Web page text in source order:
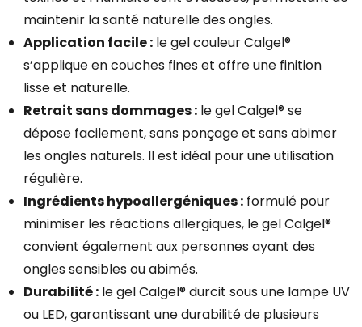
maintenir la santé naturelle des ongles.
Application facile : le gel couleur Calgel®
s’applique en couches fines et offre une finition
lisse et naturelle.
Retrait sans dommages : le gel Calgel® se
dépose facilement, sans ponçage et sans abimer
les ongles naturels. Il est idéal pour une utilisation
régulière.
Ingrédients hypoallergéniques : formulé pour
minimiser les réactions allergiques, le gel Calgel®
convient également aux personnes ayant des
ongles sensibles ou abimés.
Durabilité : le gel Calgel® durcit sous une lampe UV
ou LED, garantissant une durabilité de plusieurs